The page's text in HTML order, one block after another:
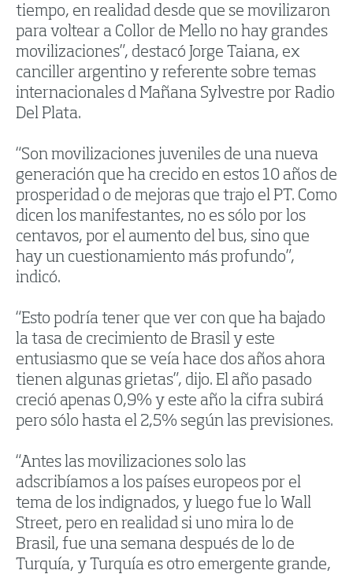
tiempo, en realidad desde que se movilizaron
para voltear a Collor de Mello no hay grandes
movilizaciones”, destacó Jorge Taiana, ex
canciller argentino y referente sobre temas
internacionales d Mañana Sylvestre por Radio
Del Plata.
“Son movilizaciones juveniles de una nueva
generación que ha crecido en estos 10 años de
prosperidad o de mejoras que trajo el PT. Como
dicen los manifestantes, no es sólo por los
centavos, por el aumento del bus, sino que
hay un cuestionamiento más profundo”,
indicó.
“Esto podría tener que ver con que ha bajado
la tasa de crecimiento de Brasil y este
entusiasmo que se veía hace dos años ahora
tienen algunas grietas”, dijo. El año pasado
creció apenas 0,9% y este año la cifra subirá
pero sólo hasta el 2,5% según las previsiones.
“Antes las movilizaciones solo las
adscribíamos a los países europeos por el
tema de los indignados, y luego fue lo Wall
Street, pero en realidad si uno mira lo de
Brasil, fue una semana después de lo de
Turquía, y Turquía es otro emergente grande,